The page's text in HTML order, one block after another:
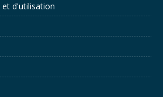
d'utilisation